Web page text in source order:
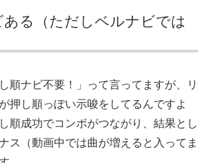
ある（ただしベルナビでは
順ナビ不要！」って言ってますが、リ
押し順っぽい示唆をしてるんですよ
順成功でコンボがつながり、結果とし
ス（動画中では曲が増えると入ってま